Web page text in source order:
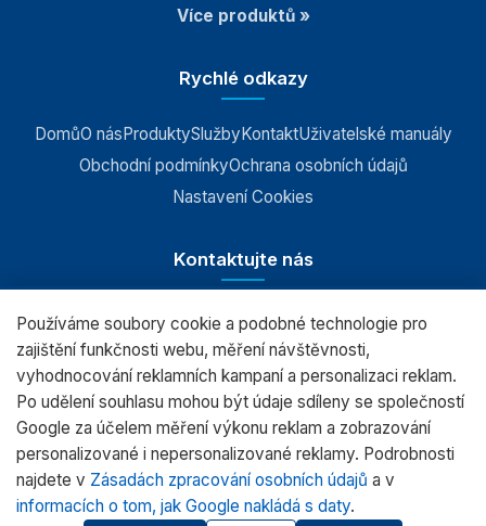
Příslušenství k vahámVíce produktů »
Rychlé odkazy
DomůO násProduktySlužbyKontaktUživatelské manuály
Obchodní podmínkyOchrana osobních údajů
Nastavení Cookies
Kontaktujte nás
RADWAG CZ s.r.o., Šumperk
+420 583 210 016
obchod@radwag.cz
(PO - PÁ) 7:00 - 15:30
Používáme soubory cookie a podobné technologie pro
zajištění funkčnosti webu, měření návštěvnosti,
vyhodnocování reklamních kampaní a personalizaci reklam.
Po udělení souhlasu mohou být údaje sdíleny se společností
Google za účelem měření výkonu reklam a zobrazování
personalizované i nepersonalizované reklamy. Podrobnosti
najdete v Zásadách zpracování osobních údajů a v
informacích o tom, jak Google nakládá s daty.